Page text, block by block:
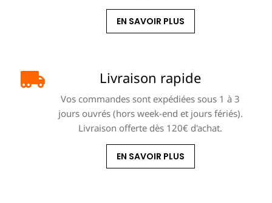
EN SAVOIR PLUS
Livraison rapide
Vos commandes sont expédiées sous 1 à 3
jours ouvrés (hors week-end et jours fériés).
Livraison offerte dès 120€ d'achat.
EN SAVOIR PLUS